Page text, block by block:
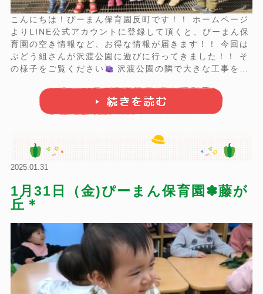
こんにちは！ぴーまん保育園反町です！！ ホームページ
よりLINE公式アカウントに登録して頂くと、ぴーまん保
育園の空き情報など、お得な情報が届きます！！ 今回は
ぶどう組さんが沢渡公園に遊びに行ってきました！！ そ
の様子をご覧ください
沢渡公園の隣で大きな工事をし
自ら工事も始めました（笑） 今日はい ...
2025.01.31
1月31日（金)ぴーまん保育園✽藤が
丘＊